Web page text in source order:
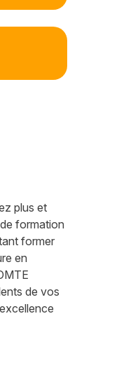
plus et
formation
former
en
de vos